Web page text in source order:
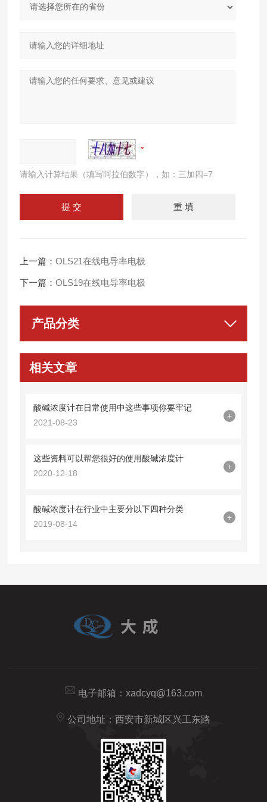
请输入计算结果（填写阿拉伯数字），如：三加四=7
上一篇：OLS21在线电导率电极
下一篇：OLS19在线电导率电极
产品分类
相关文章
酸碱浓度计在日常使用中这些事项你要牢记
2021-08-23
+
这些资料可以帮您很好的使用酸碱浓度计
2020-12-18
+
酸碱浓度计在行业中主要分以下四种分类
2019-08-14
+
电子邮箱： xadcyq@163.com
公司地址：西安市新城区兴工东路